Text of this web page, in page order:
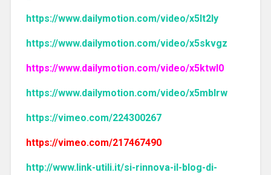
https://www.dailymotion.com/video/x5lt2ly
https://www.dailymotion.com/video/x5skvgz
https://www.dailymotion.com/video/x5ktwl0
https://www.dailymotion.com/video/x5mblrw
https://vimeo.com/224300267
https://vimeo.com/217467490
http://www.link-utili.it/si-rinnova-il-blog-di-